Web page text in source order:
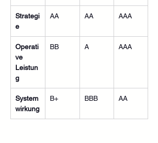
Strategi
e
AA AA AAA
Operati
ve
Leistun
g
BB A AAA
System
wirkung
B+ BBB AA